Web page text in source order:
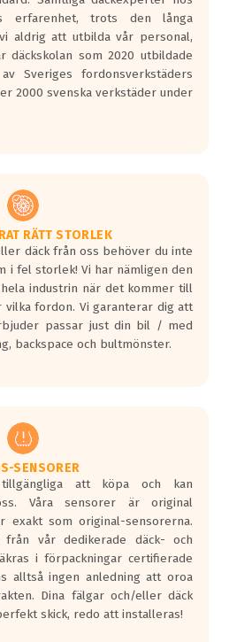
ut för
där däcken
där det ligger
på
brukar
det finnas
vågar. Hög
svarta vågor
om det är
år 2016.
är redan
regelverk.
kommer vara
än det
2016.
trots den långa
aldrig att utbilda vår personal,
som 2020 utbildade
Sveriges fordonsverkstäders
2000 svenska verkstäder under
RÄTT STORLEK
däck från oss behöver du inte
i fel storlek! Vi har nämligen den
industrin när det kommer till
fordon. Vi garanterar dig att
passar just din bil / med
backspace och bultmönster.
SENSORER
tillgängliga att köpa och kan
Våra sensorer är original
exakt som original-sensorerna.
från vår dedikerade däck- och
i förpackningar certifierade
alltså ingen anledning att oroa
Dina fälgar och/eller däck
skick, redo att installeras!